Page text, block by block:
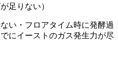
足りない）
い・フロアタイム時に発酵過
にイーストのガス発生力が尽